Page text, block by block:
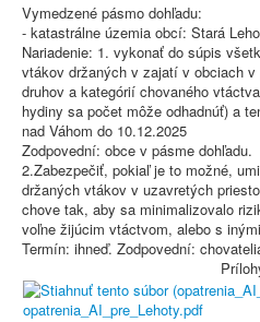
Vymedzené pásmo dohľadu:
- katastrálne územia obcí: Stará
Nariadenie: 1. vykonať do súpis
vtákov držaných v zajatí v obciach
druhov a kategórií chovaného
hydiny sa počet môže odhadnúť) a
nad Váhom do 10.12.2025
Zodpovední: obce v pásme dohľadu.
2.Zabezpečiť, pokiaľ je to možné,
držaných vtákov v uzavretých
chove tak, aby sa minimalizovalo
voľne žijúcim vtáctvom, alebo s
Termín: ihneď. Zodpovední:
opatrenia_AI_pre_Lehoty.pdf